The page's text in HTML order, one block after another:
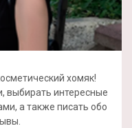
хомяк!
выбирать интересные
а также писать обо